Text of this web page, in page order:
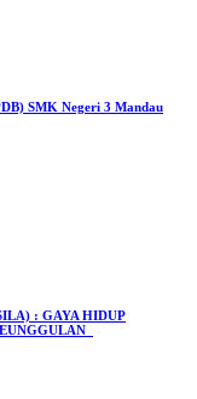
SMK Negeri 3 Mandau
: GAYA HIDUP